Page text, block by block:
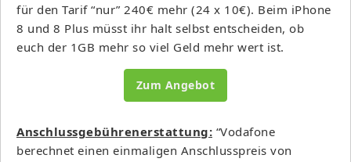
für den Tarif “nur” 240€ mehr (24 x 10€). Beim iPhone
8 und 8 Plus müsst ihr halt selbst entscheiden, ob
euch der 1GB mehr so viel Geld mehr wert ist.
Zum Angebot
Anschlussgebührenerstattung: “Vodafone
berechnet einen einmaligen Anschlusspreis von